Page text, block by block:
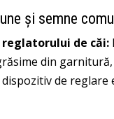
și semne
reglatorului de căi:
din
dispozitiv de reglare